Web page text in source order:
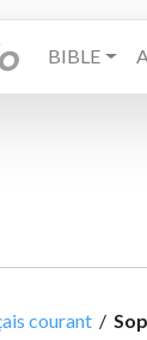
BIBLE
courant /